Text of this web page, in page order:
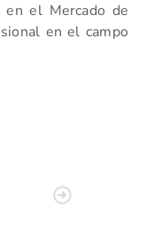
el Mercado de
en el campo